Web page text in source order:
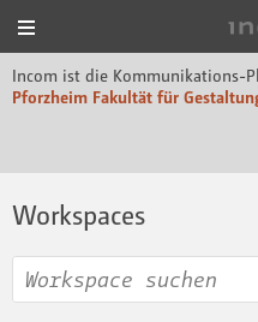
Incom ist die Kommunikations-
Pforzheim Fakultät für
Workspaces